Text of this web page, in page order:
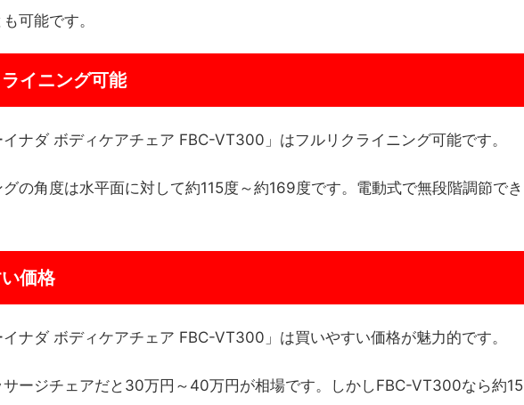
可能です。
イニング可能
イナダ ボディケアチェア FBC-VT300」はフルリクライニング可能です。
グの角度は水平面に対して約115度～約169度です。電動式で無段階調節でき
価格
イナダ ボディケアチェア FBC-VT300」は買いやすい価格が魅力的です。
サージチェアだと30万円～40万円が相場です。しかしFBC-VT300なら約15